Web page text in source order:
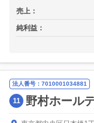
売上：
純利益：
法人番号：7010001034881
11 野村ホール